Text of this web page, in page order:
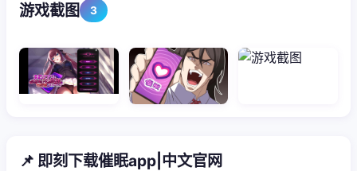
游戏截图 3
📌 即刻下载催眠app|中文官网